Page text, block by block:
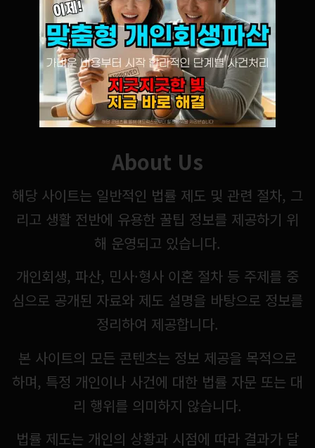
About Us
해당 사이트는 일반적인 법률 제도 및 관련 절차, 그
리고 생활 전반에 유용한 꿀팁 정보를 제공하기 위
해 운영되고 있습니다.
개인회생, 파산, 민사·형사 이혼 절차 등 주제를 중
심으로 공개된 자료와 제도 설명을 바탕으로 정보를
정리하여 제공합니다.
본 사이트의 모든 콘텐츠는 정보 제공을 목적으로
하며, 특정 개인이나 사건에 대한 법률 자문 또는 대
리 행위를 의미하지 않습니다.
법률 제도는 개인의 상황과 시점에 따라 결과가 달